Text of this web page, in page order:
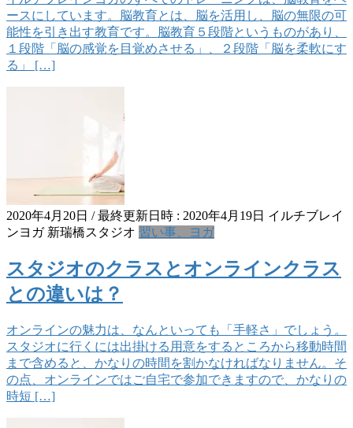
ースにしています。脳教育とは、脳を活用し、脳の無限の可
能性を引き出す教育です。脳教育５段階というものがあり、
１段階「脳の感覚を目覚めさせる」、２段階「脳を柔軟にす
る」 […]
2020年4月20日 / 最終更新日時 : 2020年4月19日 イルチブレイ
ンヨガ 新瑞橋スタジオ 習い事、ヨガ
スタジオのクラスとオンラインクラス
との違いは？
オンラインの魅力は、なんといっても「手軽さ」でしょう。
スタジオに行くには出掛ける用意をするところから移動時間
まで含めると、かなりの時間を割かなければなりません。そ
の点、オンラインではご自宅で参加できますので、かなりの
時短 […]